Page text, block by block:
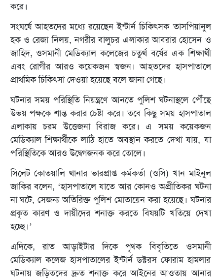
করে।
সংঘর্ষে আহতদের মধ্যে রয়েছেন ইন্টার্ন চিকিৎসক তাসপিয়ানুল
হক ও রেজা নিলয়, নগরীর বালুচর এলাকার আবরার হোসেন ও
জাহিদ, ওসমানী মেডিক্যাল কলেজের চতুর্থ বর্ষের এক শিক্ষার্থী
এবং রোগীর আরও কয়েকজন স্বজন। আহতদের হাসপাতালে
প্রাথমিক চিকিৎসা দেওয়া হয়েছে বলে জানা গেছে।
ঘটনার সময় পরিস্থিতি নিয়ন্ত্রণে আনতে পুলিশ ঘটনাস্থলে পৌঁছে
উভয় পক্ষকে শান্ত করার চেষ্টা করে। তবে কিছু সময় হাসপাতাল
এলাকায় চরম উত্তেজনা বিরাজ করে। এ সময় কয়েকজন
মেডিক্যাল শিক্ষার্থীকে লাঠি হাতে অবস্থান করতে দেখা যায়, যা
পরিস্থিতিকে আরও উদ্বেগজনক করে তোলে।
সিলেট কোতয়ালি থানার ভারপ্রাপ্ত কর্মকর্তা (ওসি) খান মাইনুল
জাকির বলেন, ‘হাসপাতালে যাতে আর কোনও অপ্রীতিকর ঘটনা
না ঘটে, সেজন্য অতিরিক্ত পুলিশ মোতায়েন করা হয়েছে। ঘটনার
প্রকৃত কারণ ও দায়ীদের শনাক্ত করতে বিষয়টি খতিয়ে দেখা
হচ্ছে।’
এদিকে, রাত আড়াইটার দিকে পৃথক বিবৃতিতে ওসমানী
মেডিক্যাল কলেজ হাসপাতালের ইন্টার্ন ডক্টরস ফোরাম হামলার
ঘটনায় জড়িতদের দ্রুত শনাক্ত করে আইনের আওতায় আনার